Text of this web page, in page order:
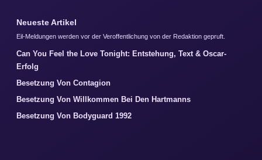
Neueste Artikel
Eil-Meldungen werden vor der Veroffentlichung von der Redaktion gepruft.
Can You Feel the Love Tonight: Entstehung, Text & Oscar-
Erfolg
Besetzung Von Contagion
Besetzung Von Willkommen Bei Den Hartmanns
Besetzung Von Bodyguard 1992